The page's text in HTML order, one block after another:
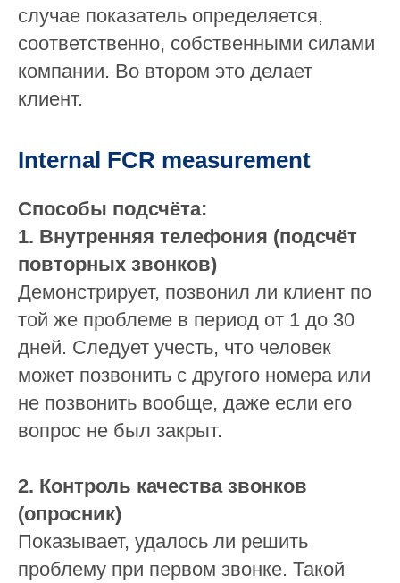
случае показатель определяется,
соответственно, собственными силами
компании. Во втором это делает
клиент.
Internal FCR measurement
Способы подсчёта:
1. Внутренняя телефония (подсчёт
повторных звонков)
Демонстрирует, позвонил ли клиент по
той же проблеме в период от 1 до 30
дней. Следует учесть, что человек
может позвонить с другого номера или
не позвонить вообще, даже если его
вопрос не был закрыт.
2. Контроль качества звонков
(опросник)
Показывает, удалось ли решить
проблему при первом звонке. Такой